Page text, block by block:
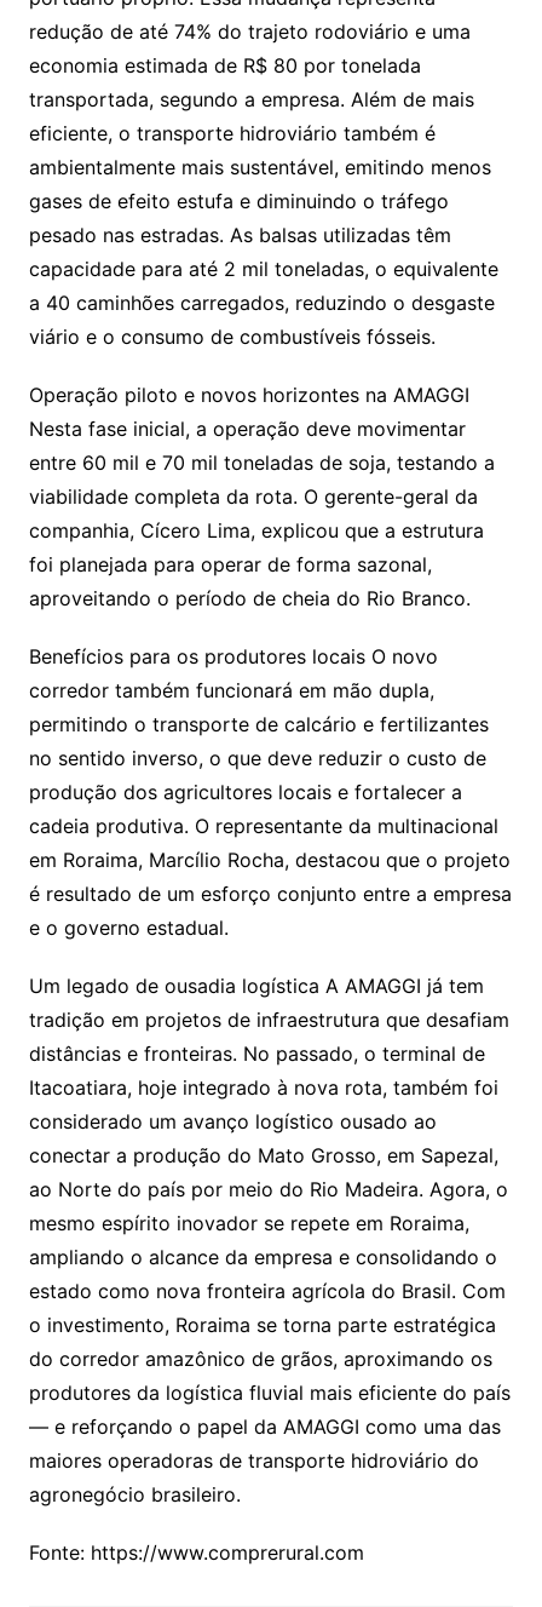
redução de até 74% do trajeto rodoviário e uma
economia estimada de R$ 80 por tonelada
transportada, segundo a empresa. Além de mais
eficiente, o transporte hidroviário também é
ambientalmente mais sustentável, emitindo menos
gases de efeito estufa e diminuindo o tráfego
pesado nas estradas. As balsas utilizadas têm
capacidade para até 2 mil toneladas, o equivalente
a 40 caminhões carregados, reduzindo o desgaste
viário e o consumo de combustíveis fósseis.
Operação piloto e novos horizontes na AMAGGI
Nesta fase inicial, a operação deve movimentar
entre 60 mil e 70 mil toneladas de soja, testando a
viabilidade completa da rota. O gerente-geral da
companhia, Cícero Lima, explicou que a estrutura
foi planejada para operar de forma sazonal,
aproveitando o período de cheia do Rio Branco.
Benefícios para os produtores locais O novo
corredor também funcionará em mão dupla,
permitindo o transporte de calcário e fertilizantes
no sentido inverso, o que deve reduzir o custo de
produção dos agricultores locais e fortalecer a
cadeia produtiva. O representante da multinacional
em Roraima, Marcílio Rocha, destacou que o projeto
é resultado de um esforço conjunto entre a empresa
e o governo estadual.
Um legado de ousadia logística A AMAGGI já tem
tradição em projetos de infraestrutura que desafiam
distâncias e fronteiras. No passado, o terminal de
Itacoatiara, hoje integrado à nova rota, também foi
considerado um avanço logístico ousado ao
conectar a produção do Mato Grosso, em Sapezal,
ao Norte do país por meio do Rio Madeira. Agora, o
mesmo espírito inovador se repete em Roraima,
ampliando o alcance da empresa e consolidando o
estado como nova fronteira agrícola do Brasil. Com
o investimento, Roraima se torna parte estratégica
do corredor amazônico de grãos, aproximando os
produtores da logística fluvial mais eficiente do país
— e reforçando o papel da AMAGGI como uma das
maiores operadoras de transporte hidroviário do
agronegócio brasileiro.
Fonte: https://www.comprerural.com